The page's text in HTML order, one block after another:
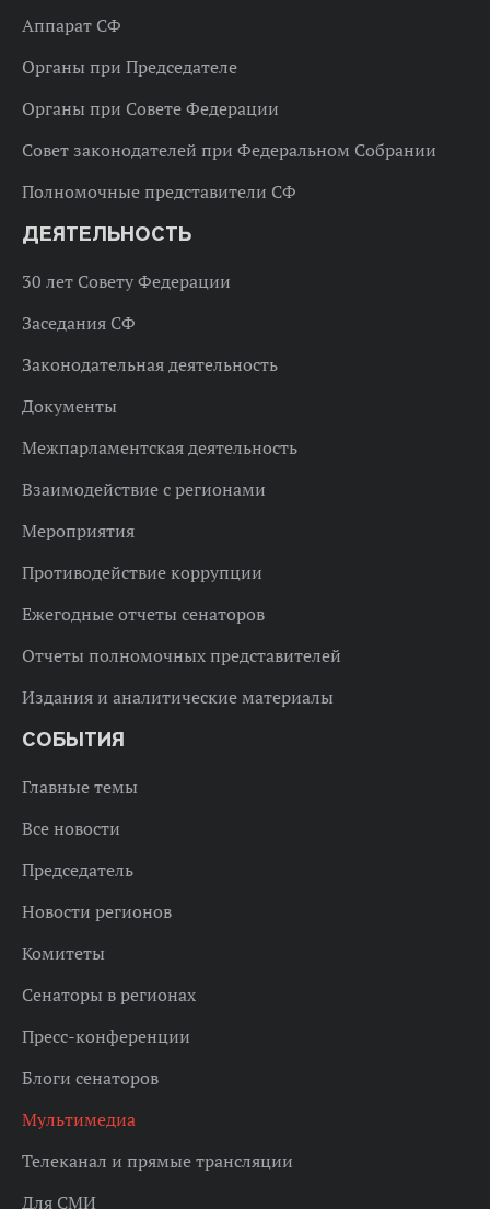
Аппарат СФ
Органы при Председателе
Органы при Совете Федерации
Совет законодателей при Федеральном Собрании
Полномочные представители СФ
ДЕЯТЕЛЬНОСТЬ
30 лет Совету Федерации
Заседания СФ
Законодательная деятельность
Документы
Межпарламентская деятельность
Взаимодействие с регионами
Мероприятия
Противодействие коррупции
Ежегодные отчеты сенаторов
Отчеты полномочных представителей
Издания и аналитические материалы
СОБЫТИЯ
Главные темы
Все новости
Председатель
Новости регионов
Комитеты
Сенаторы в регионах
Пресс-конференции
Блоги сенаторов
Мультимедиа
Телеканал и прямые трансляции
Для СМИ